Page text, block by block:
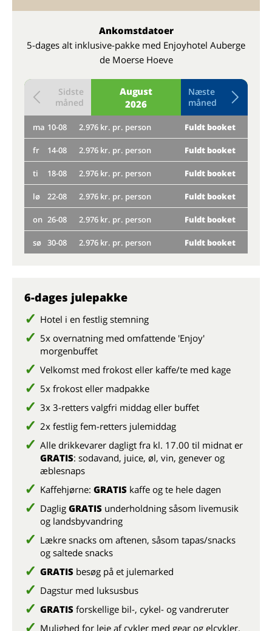
Ankomstdatoer
5-dages alt inklusive-pakke med Enjoyhotel Auberge
de Moerse Hoeve
August
2026
Sidste
måned
Næste
måned
ma 10-08 2.976 kr. pr. person Fuldt booket
fr 14-08 2.976 kr. pr. person Fuldt booket
ti 18-08 2.976 kr. pr. person Fuldt booket
lø 22-08 2.976 kr. pr. person Fuldt booket
on 26-08 2.976 kr. pr. person Fuldt booket
sø 30-08 2.976 kr. pr. person Fuldt booket
6-dages julepakke
Hotel i en festlig stemning
5x overnatning med omfattende 'Enjoy'
morgenbuffet
Velkomst med frokost eller kaffe/te med kage
5x frokost eller madpakke
3x 3-retters valgfri middag eller buffet
2x festlig fem-retters julemiddag
Alle drikkevarer dagligt fra kl. 17.00 til midnat er
GRATIS: sodavand, juice, øl, vin, genever og
æblesnaps
Kaffehjørne: GRATIS kaffe og te hele dagen
Daglig GRATIS underholdning såsom livemusik
og landsbyvandring
Lækre snacks om aftenen, såsom tapas/snacks
og saltede snacks
GRATIS besøg på et julemarked
Dagstur med luksusbus
GRATIS forskellige bil-, cykel- og vandreruter
Mulighed for leje af cykler med gear og elcykler.